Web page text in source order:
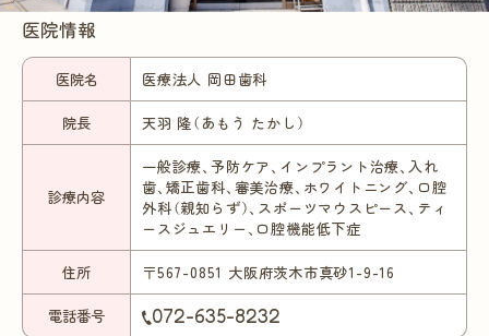
医院情報
医院名 医療法人 岡田歯科
院長 天羽 隆（あもう たかし）
診療内容
一般診療、予防ケア、インプラント治療、入れ
歯、矯正歯科、審美治療、ホワイトニング、口腔
外科（親知らず）、スポーツマウスピース、ティ
ースジュエリー、口腔機能低下症
住所 〒567-0851 大阪府茨木市真砂1-9-16
電話番号 072-635-8232